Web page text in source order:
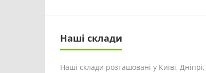
Наші склади
Наші склади розташовані у Київі,